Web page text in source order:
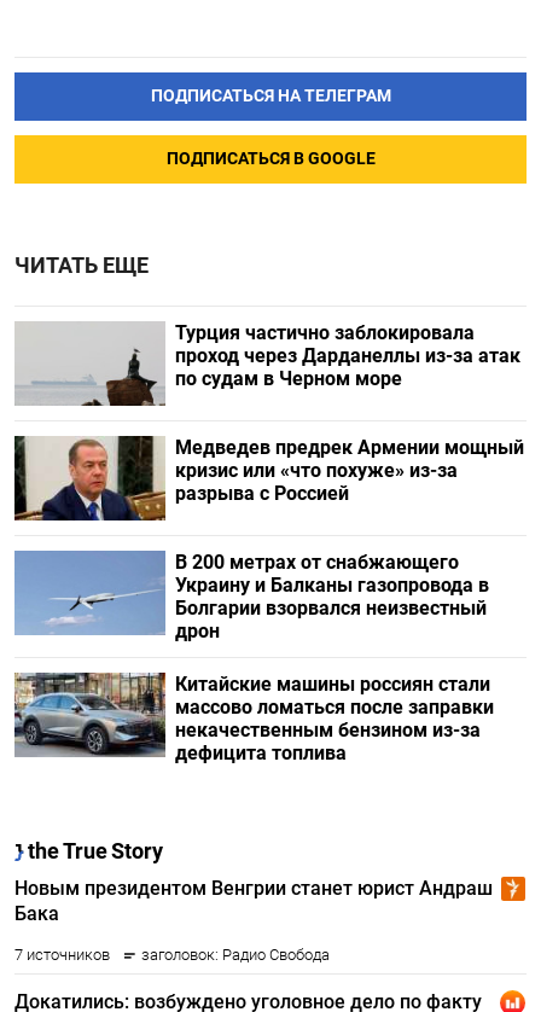
ПОДПИСАТЬСЯ НА ТЕЛЕГРАМ
ПОДПИСАТЬСЯ В GOOGLE
ЧИТАТЬ ЕЩЕ
Турция частично заблокировала
проход через Дарданеллы из-за атак
по судам в Черном море
Медведев предрек Армении мощный
кризис или «что похуже» из-за
разрыва с Россией
В 200 метрах от снабжающего
Украину и Балканы газопровода в
Болгарии взорвался неизвестный
дрон
Китайские машины россиян стали
массово ломаться после заправки
некачественным бензином из-за
дефицита топлива